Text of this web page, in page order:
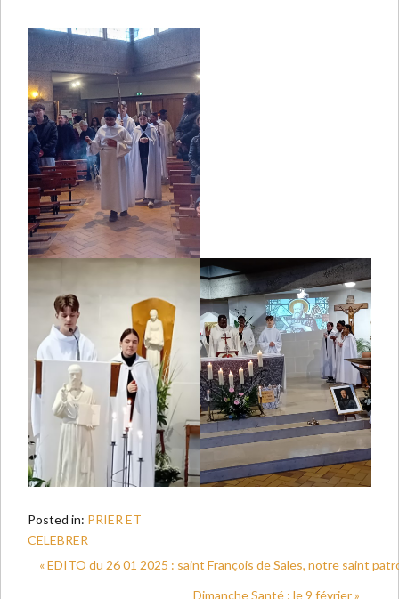
Posted in: PRIER ET
CELEBRER
« EDITO du 26 01 2025 : saint François de Sales, notre saint
Dimanche Santé : le 9 février »